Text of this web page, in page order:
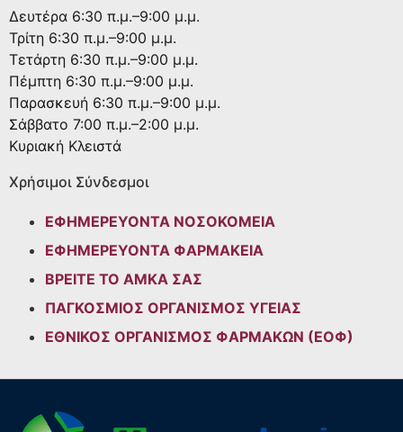
Δευτέρα 6:30 π.μ.–9:00 μ.μ.
Τρίτη 6:30 π.μ.–9:00 μ.μ.
Τετάρτη 6:30 π.μ.–9:00 μ.μ.
Πέμπτη 6:30 π.μ.–9:00 μ.μ.
Παρασκευή 6:30 π.μ.–9:00 μ.μ.
Σάββατο 7:00 π.μ.–2:00 μ.μ.
Κυριακή Κλειστά
Χρήσιμοι Σύνδεσμοι
ΕΦΗΜΕΡΕΥΟΝΤΑ ΝΟΣΟΚΟΜΕΙΑ
ΕΦΗΜΕΡΕΥΟΝΤΑ ΦΑΡΜΑΚΕΙΑ
ΒΡΕΙΤΕ ΤΟ ΑΜΚΑ ΣΑΣ
ΠΑΓΚΟΣΜΙΟΣ ΟΡΓΑΝΙΣΜΟΣ ΥΓΕΙΑΣ
ΕΘΝΙΚΟΣ ΟΡΓΑΝΙΣΜΟΣ ΦΑΡΜΑΚΩΝ (ΕΟΦ)